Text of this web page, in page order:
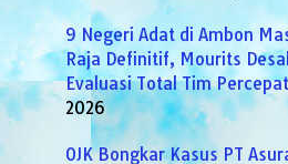
9 Negeri Adat di Ambon
Raja Definitif, Mourits
Evaluasi Total Tim
2026
OJK Bongkar Kasus PT